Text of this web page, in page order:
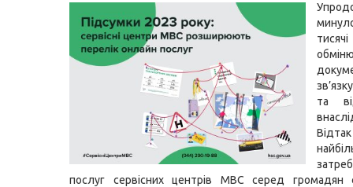
та
послуг сервісних центрів МВС серед громадян